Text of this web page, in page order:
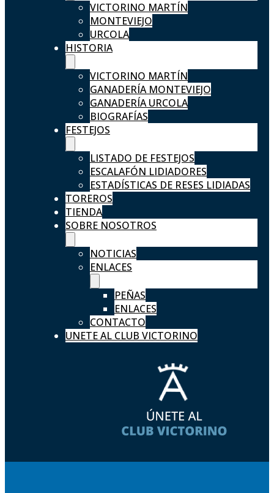
VICTORINO MARTÍN
MONTEVIEJO
URCOLA
HISTORIA
VICTORINO MARTÍN
GANADERÍA MONTEVIEJO
GANADERÍA URCOLA
BIOGRAFÍAS
FESTEJOS
LISTADO DE FESTEJOS
ESCALAFÓN LIDIADORES
ESTADÍSTICAS DE RESES LIDIADAS
TOREROS
TIENDA
SOBRE NOSOTROS
NOTICIAS
ENLACES
PEÑAS
ENLACES
CONTACTO
UNETE AL CLUB VICTORINO